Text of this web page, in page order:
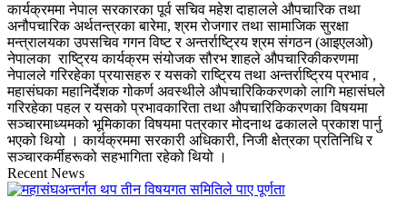
कार्यक्रममा नेपाल सरकारका पूर्व सचिव महेश दाहालले औपचारिक तथा
अनौपचारिक अर्थतन्त्रका बारेमा, श्रम रोजगार तथा सामाजिक सुरक्षा
मन्त्रालयका उपसचिव गगन विष्ट र अन्तर्राष्ट्रिय श्रम संगठन (आइएलओ)
नेपालका राष्ट्रिय कार्यक्रम संयोजक सौरभ शाहले औपचारिकीकरणमा
नेपालले गरिरहेका प्रयासहरु र यसको राष्ट्रिय तथा अन्तर्राष्ट्रिय प्रभाव ,
महासंघका महानिर्देशक गोकर्ण अवस्थीले औपचारिकिकरणको लागि महासंघले
गरिरहेका पहल र यसको प्रभावकारिता तथा औपचारिकिकरणका विषयमा
सञ्चारमाध्यमको भूमिकाका विषयमा पत्रकार मोदनाथ ढकालले प्रकाश पार्नु
भएको थियो । कार्यक्रममा सरकारी अधिकारी, निजी क्षेत्रका प्रतिनिधि र
सञ्चारकर्मीहरूको सहभागिता रहेको थियो ।
Recent News